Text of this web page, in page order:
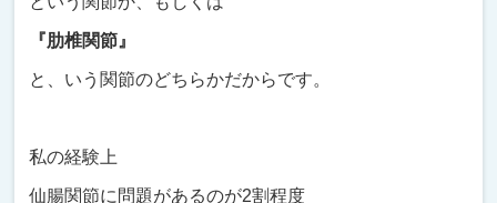
『肋椎関節』
と、いう関節のどちらかだからです。
私の経験上
仙腸関節に問題があるのが2割程度